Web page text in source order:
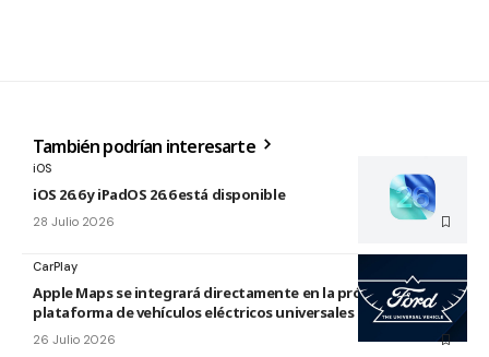
También podrían interesarte
iOS
iOS 26.6 y iPadOS 26.6 está disponible
28 Julio 2026
CarPlay
Apple Maps se integrará directamente en la próxima
plataforma de vehículos eléctricos universales de Ford
26 Julio 2026